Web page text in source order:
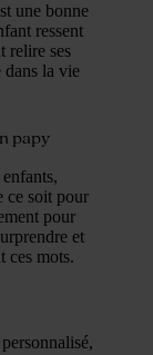
une bonne
ressent
relire ses
dans la vie
papy
ce soit pour
pour
et
ces mots.